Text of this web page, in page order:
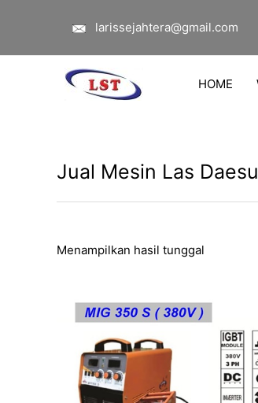
larissejahtera@gmail.com
HOME
Jual Mesin Las
Menampilkan hasil tunggal